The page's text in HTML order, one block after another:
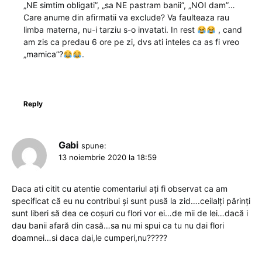
„NE simtim obligati”, „sa NE pastram banii”, „NOI dam”…
Care anume din afirmatii va exclude? Va faulteaza rau
limba materna, nu-i tarziu s-o invatati. In rest
, cand
am zis ca predau 6 ore pe zi, dvs ati inteles ca as fi vreo
„mamica”?
.
Reply
Gabi spune:
13 noiembrie 2020 la 18:59
Daca ati citit cu atentie comentariul ați fi observat ca am
specificat că eu nu contribui și sunt pusă la zid….ceilalți părinți
sunt liberi să dea ce coșuri cu flori vor ei…de mii de lei…dacă i
dau banii afară din casă…sa nu mi spui ca tu nu dai flori
doamnei…si daca dai,le cumperi,nu?????